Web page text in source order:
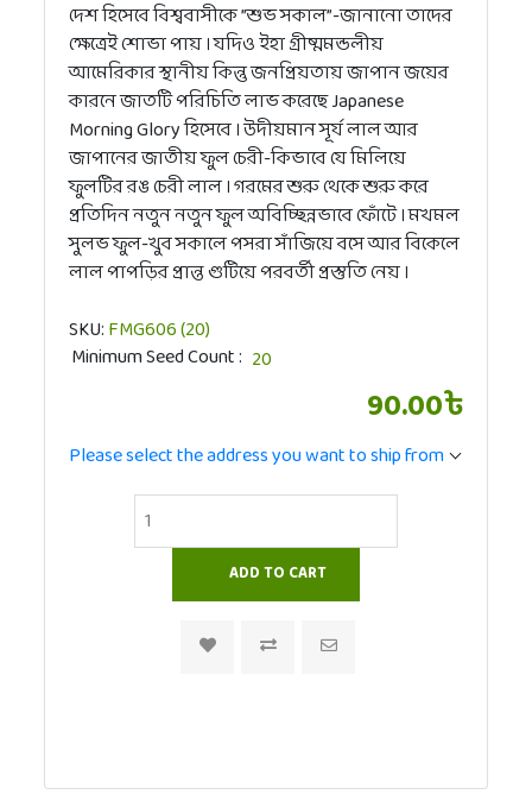
দেশ হিসেবে বিশ্ববাসীকে ”শুভ সকাল”-জানানো তাদের
ক্ষেত্রেই শোভা পায় । যদিও ইহা গ্রীষ্মমন্ডলীয়
আমেরিকার স্থানীয় কিন্তু জনপ্রিয়তায় জাপান জয়ের
কারনে জাতটি পরিচিতি লাভ করেছে Japanese
Morning Glory হিসেবে । উদীয়মান সূর্য লাল আর
জাপানের জাতীয় ফুল চেরী-কিভাবে যে মিলিয়ে
ফুলটির রঙ চেরী লাল । গরমের শুরু থেকে শুরু করে
প্রতিদিন নতুন নতুন ফুল অবিচ্ছিন্নভাবে ফোঁটে । মখমল
সুলভ ফুল-খুব সকালে পসরা সাঁজিয়ে বসে আর বিকেলে
লাল পাপড়ির প্রান্ত গুটিয়ে পরবর্তী প্রস্তুতি নেয় ।
SKU:FMG606 (20)
Minimum Seed Count
90.00৳
Please select the address you want to ship from